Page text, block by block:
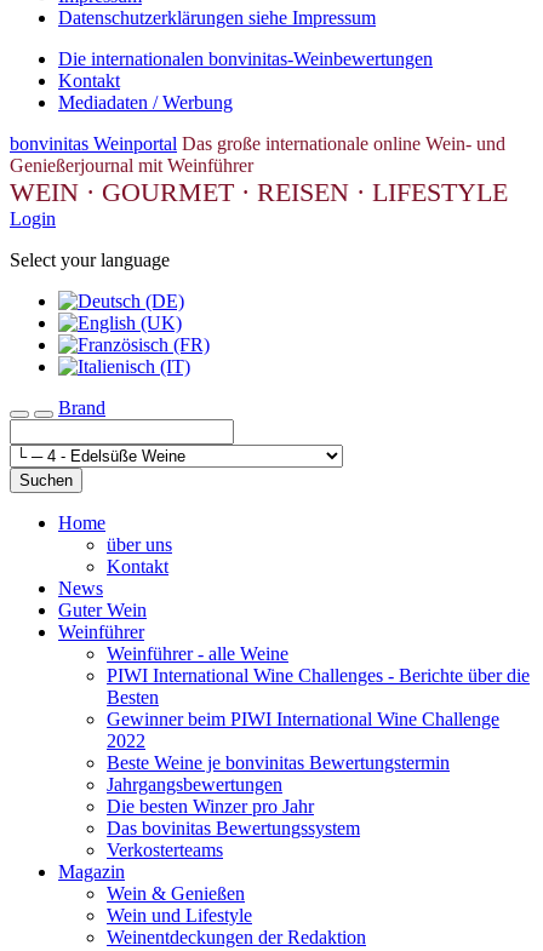
Datenschutzerklärungen siehe Impressum
Die internationalen bonvinitas-Weinbewertungen
Kontakt
Mediadaten / Werbung
bonvinitas Weinportal Das große internationale online Wein- und
Genießerjournal mit Weinführer
WEIN · GOURMET · REISEN · LIFESTYLE
Login
Select your language
Toggle navigation
Brand
Suchen
Home
über uns
Kontakt
News
Guter Wein
Weinführer
Weinführer - alle Weine
PIWI International Wine Challenges - Berichte über die
Besten
Gewinner beim PIWI International Wine Challenge
2022
Beste Weine je bonvinitas Bewertungstermin
Jahrgangsbewertungen
Die besten Winzer pro Jahr
Das bovinitas Bewertungssystem
Verkosterteams
Magazin
Wein & Genießen
Wein und Lifestyle
Weinentdeckungen der Redaktion